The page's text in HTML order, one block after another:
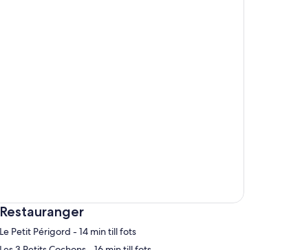
Restauranger
‪Le Petit Périgord - ‬14 min till fots